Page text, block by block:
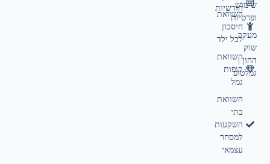
השוואת
חיסכון
לכל ילד
השוואת
קופות
גמל
השוואת
בתי
השקעות
למסחר
עצמאי
שימוש
ופרטיות
מעקב
שוק
ההון |
גמלטופ
חודשיות